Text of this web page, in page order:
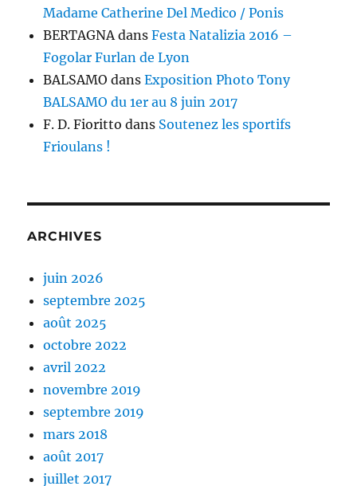
Madame Catherine Del Medico / Ponis
BERTAGNAdansFesta Natalizia 2016 –
Fogolar Furlan de Lyon
BALSAMO dansExposition Photo Tony
BALSAMO du 1er au 8 juin 2017
F. D. Fioritto dans Soutenez les sportifs
Frioulans !
ARCHIVES
juin 2026
septembre 2025
août 2025
octobre 2022
avril 2022
novembre 2019
septembre 2019
mars 2018
août 2017
juillet 2017